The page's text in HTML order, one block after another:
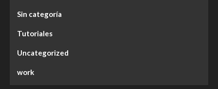
Sin categoría
Tutoriales
Uncategorized
work